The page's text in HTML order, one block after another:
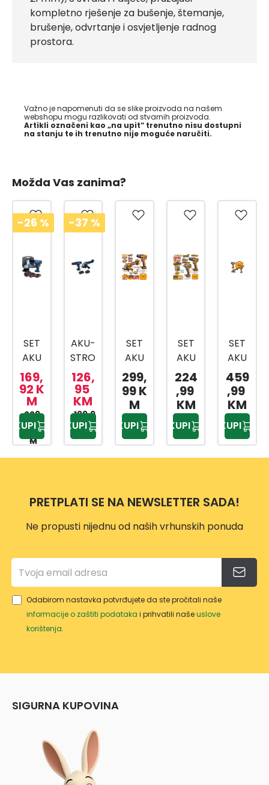
kompletno rješenje za bušenje, štemanje,
brušenje, odvrtanje i osvjetljenje radnog
prostora.
Važno je napomenuti da se slike proizvoda na našem
webshopu mogu razlikovati od stvarnih proizvoda.
Artikli označeni kao „na upit“ trenutno nisu dostupni
na stanju te ih trenutno nije moguće naručiti.
Možda Vas zanima?
-26 %
SET
AKU
ALAT
A –
BUŠIL
ICA,
BRUS
ILICA,
PUNJ
RIJA
169,
92 K
M
229,
95 K
M
KUPI
-37 %
AKU-
STRO
JEVI
U
SETU
WB
18V LI
4-
DJ.B
1X2,0
126,
95
KM
199,9
5 KM
KUPI
SET
AKU
ALAT
A
CKLI2
0256
E 3/1
299,
99 K
M
KUPI
SET
AKU
ODVI
JAČ
A
CKLI2
0286
E
20V
224
,99
KM
KUPI
SET
AKU
ALAT
A
COSL
I2512
92E
3/1
459
,99
KM
KUPI
PRETPLATI SE NA NEWSLETTER SADA!
Ne propusti nijednu od naših vrhunskih ponuda
Odabirom nastavka potvrđujete da ste pročitali naše
informacije o zaštiti podataka i prihvatili našeuslove
korištenja.
SIGURNA KUPOVINA